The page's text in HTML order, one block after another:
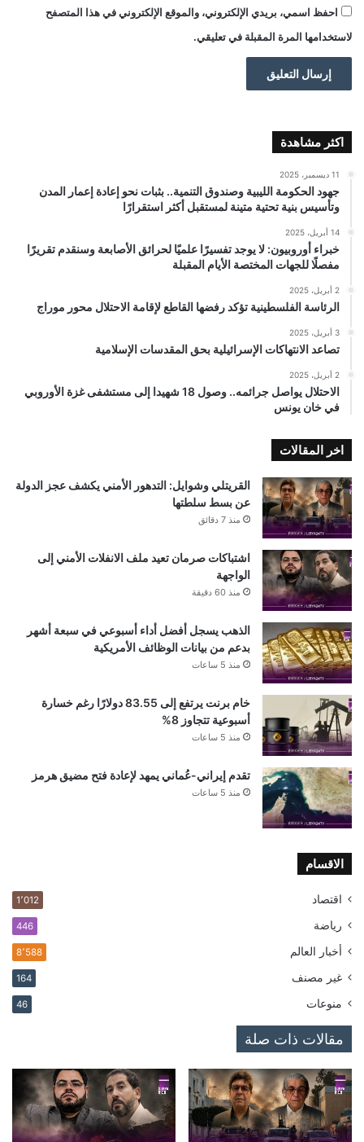
احفظ اسمي، بريدي الإلكتروني، والموقع الإلكتروني في هذا المتصفح
لاستخدامها المرة المقبلة في تعليقي.
اكثر مشاهدة
11 ديسمبر، 2025
جهود الحكومة الليبية وصندوق التنمية.. بثبات نحو إعادة إعمار المدن
وتأسيس بنية تحتية متينة لمستقبل أكثر استقرارًا
14 أبريل، 2025
خبراء أوروبيون: لا يوجد تفسيرًا علميًا لحرائق الأصابعة وسنقدم تقريرًا
مفصلًا للجهات المختصة الأيام المقبلة
2 أبريل، 2025
الرئاسة الفلسطينية تؤكد رفضها القاطع لإقامة الاحتلال محور موراج
3 أبريل، 2025
تصاعد الانتهاكات الإسرائيلية بحق المقدسات الإسلامية
2 أبريل، 2025
الاحتلال يواصل جرائمه.. وصول 18 شهيدا إلى مستشفى غزة الأوروبي
في خان يونس
اخر المقالات
القريتلي وشوايل: التدهور الأمني يكشف عجز الدولة
عن بسط سلطتها
منذ 7 دقائق
اشتباكات صرمان تعيد ملف الانفلات الأمني إلى
الواجهة
منذ 60 دقيقة
الذهب يسجل أفضل أداء أسبوعي في سبعة أشهر
بدعم من بيانات الوظائف الأمريكية
منذ 5 ساعات
خام برنت يرتفع إلى 83.55 دولارًا رغم خسارة
أسبوعية تتجاوز 8%
منذ 5 ساعات
تقدم إيراني-عُماني يمهد لإعادة فتح مضيق هرمز
منذ 5 ساعات
الاقسام
اقتصاد 1٬012
رياضة 446
أخبار العالم 8٬588
غير مصنف 164
منوعات 46
مقالات ذات صلة